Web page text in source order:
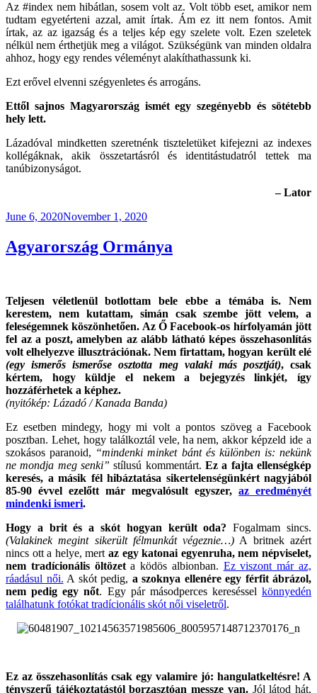
Az #index nem hibátlan, sosem volt az. Volt több eset, amikor nem
tudtam egyetérteni azzal, amit írtak. Ám ez itt nem fontos. Amit
írtak, az az igazság és a teljes kép egy szelete volt. Ezen szeletek
nélkül nem érthetjük meg a világot. Szükségünk van minden oldalra
ahhoz, hogy egy rendes véleményt alakíthathassunk ki.
Ezt erővel elvenni szégyenletes és arrogáns.
Ettől sajnos Magyarország ismét egy szegényebb és sötétebb
hely lett.
Lázadóval mindketten szeretnénk tiszteletüket kifejezni az indexes
kollégáknak, akik összetartásról és identitástudatról tettek ma
tanúbizonyságot.
– Lator
Posted
June 6, 2020November 1, 2020
Agyarország Ormánya
Teljesen véletlenül botlottam bele ebbe a témába is. Nem
kerestem, nem kutattam, simán csak szembe jött velem, a
feleségemnek köszönhetően. Az Ő Facebook-os hírfolyamán jött
fel az a poszt, amelyben az alább látható képes összehasonlítás
volt elhelyezve illusztrációnak. Nem firtattam, hogyan került elé
(egy ismerős ismerőse osztotta meg valaki más posztját), csak
kértem, hogy küldje el nekem a bejegyzés linkjét, így
hozzáférhetek a képhez.
(nyitókép: Lázadó / Kanada Banda)
Ez esetben mindegy, hogy mi volt a pontos szöveg a Facebook
posztban. Lehet, hogy találkoztál vele, ha nem, akkor képzeld ide a
szokásos paranoid, “mindenki minket bánt és különben is: nekünk
ne mondja meg senki” stílusú kommentárt. Ez a fajta ellenségkép
keresés, a másik fél hibáztatása sikertelenségünkért nagyjából
85-90 évvel ezelőtt már megvalósult egyszer, az eredményét
mindenki ismeri.
Hogy a brit és a skót hogyan került oda? Fogalmam sincs.
(Valakinek megint sikerült félmunkát végeznie…) A britnek azért
nincs ott a helye, mert az egy katonai egyenruha, nem népviselet,
nem tradícionális öltözeta ködös albionban. Ez viszont már az,
ráadásul női. A skót pedig, a szoknya ellenére egy férfit ábrázol,
nem pedig egy nőt. Egy pár másodperces kereséssel könnyedén
találhatunk fotókat tradícionális skót női viseletről.
Ez az összehasonlítás csak egy valamire jó: hangulatkeltésre! A
tényszerű tájékoztatástól borzasztóan messze van. Jól látod hát,